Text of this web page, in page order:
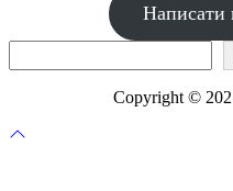
Написати
Copyright ©
Прокрутка